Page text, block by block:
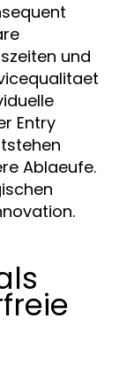
und
Entry
Ablaeufe.